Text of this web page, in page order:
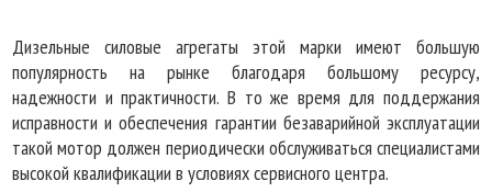
Дизельные силовые агрегаты этой марки имеют большую
популярность на рынке благодаря большому ресурсу,
надежности и практичности. В то же время для поддержания
исправности и обеспечения гарантии безаварийной эксплуатации
такой мотор должен периодически обслуживаться специалистами
высокой квалификации в условиях сервисного центра.